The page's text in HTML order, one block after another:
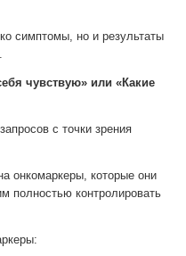
симптомы, но и результаты
чувствую» или «Какие
с точки зрения
онкомаркеры, которые они
полностью контролировать